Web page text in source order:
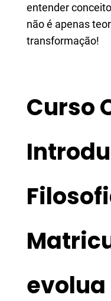
entender
não é apenas
transformação!
Curso
evolua